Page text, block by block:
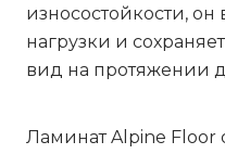
износостойкости,
нагрузки и
вид на протяжении
Ламинат Alpine Floor